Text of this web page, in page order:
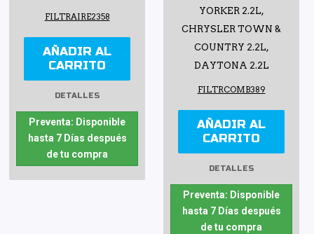
FILTRAIRE2358
AÑADIR AL
CARRITO
DETALLES
Preventa: Disponible
hasta 7 Días después
de tu compra
YORKER 2.2L,
CHRYSLER TOWN &
COUNTRY 2.2L,
DAYTONA 2.2L
FILTRCOMB389
AÑADIR AL
CARRITO
DETALLES
Preventa: Disponible
hasta 7 Días después
de tu compra